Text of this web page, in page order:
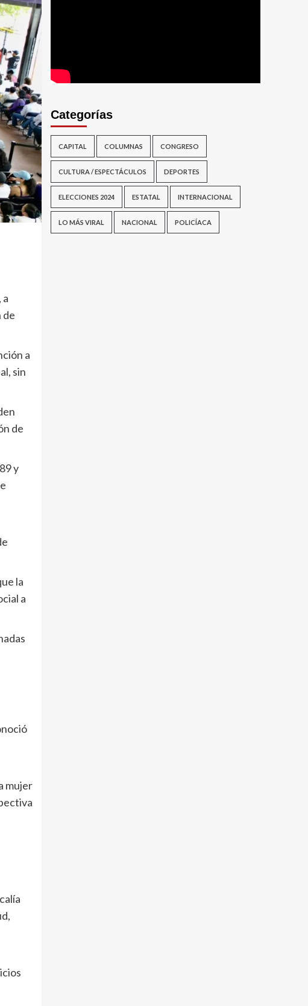
de
a
sin
de
y
la
a
mujer
Categorías
CAPITAL COLUMNAS CONGRESO
CULTURA / ESPECTÁCULOS DEPORTES
ELECCIONES 2024 ESTATAL INTERNACIONAL
LO MÁS VIRAL NACIONAL POLICÍACA